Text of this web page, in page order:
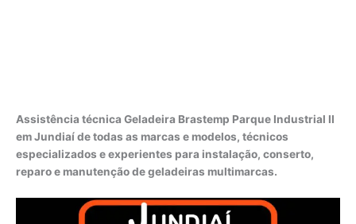
Assistência técnica Geladeira Brastemp Parque Industrial II
em Jundiaí de todas as marcas e modelos, técnicos
especializados e experientes para instalação, conserto,
reparo e manutenção de geladeiras multimarcas.